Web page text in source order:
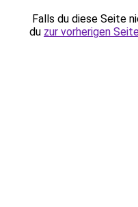
Falls du diese Seite
du zur vorherigen